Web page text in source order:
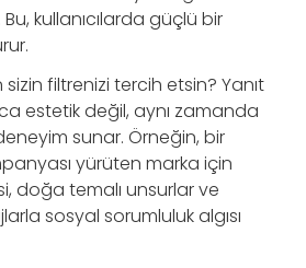
kullanıcılarda güçlü bir
sizin filtrenizi tercih etsin? Yanıt
estetik değil, aynı zamanda
sunar. Örneğin, bir
yürüten marka için
doğa temalı unsurlar ve
sosyal sorumluluk algısı